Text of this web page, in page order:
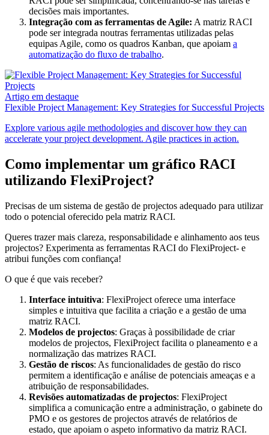
decisões mais importantes.
Integração com as ferramentas de Agile: A matriz RACI
pode ser integrada noutras ferramentas utilizadas pelas
equipas Agile, como os quadros Kanban, que apoiam a
automatização do fluxo de trabalho.
Artigo em destaque
Flexible Project Management: Key Strategies for Successful Projects
Explore various agile methodologies and discover how they can
accelerate your project development. Agile practices in action.
Como implementar um gráfico RACI
utilizando FlexiProject?
Precisas de um sistema de gestão de projectos adequado para utilizar
todo o potencial oferecido pela matriz RACI.
Queres trazer mais clareza, responsabilidade e alinhamento aos teus
projectos? Experimenta as ferramentas RACI do FlexiProject- e
atribui funções com confiança!
O que é que vais receber?
Interface intuitiva: FlexiProject oferece uma interface
simples e intuitiva que facilita a criação e a gestão de uma
matriz RACI.
Modelos de projectos: Graças à possibilidade de criar
modelos de projectos, FlexiProject facilita o planeamento e a
normalização das matrizes RACI.
Gestão de riscos: As funcionalidades de gestão do risco
permitem a identificação e análise de potenciais ameaças e a
atribuição de responsabilidades.
Revisões automatizadas de projectos: FlexiProject
simplifica a comunicação entre a administração, o gabinete do
PMO e os gestores de projectos através de relatórios de
estado, que apoiam o aspeto informativo da matriz RACI.